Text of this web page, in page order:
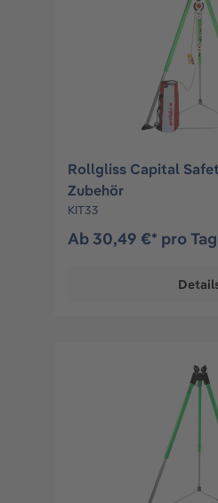
Rollgliss Capital
Zubehör
KIT33
Ab 30,49 €* pro Tag